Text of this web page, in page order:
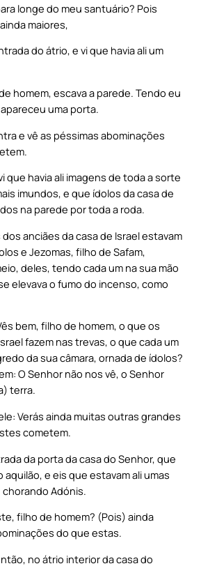
longe do meu santuário? Pois
maiores,
do átrio, e vi que havia ali um
homem, escava a parede. Tendo eu
uma porta.
e vê as péssimas abominações
que havia ali imagens de toda a sorte
imundos, e que ídolos da casa de
na parede por toda a roda.
anciães da casa de Israel estavam
e Jezomas, filho de Safam,
deles, tendo cada um na sua mão
elevava o fumo do incenso, como
bem, filho de homem, o que os
fazem nas trevas, o que cada um
da sua câmara, ornada de ídolos?
O Senhor não nos vê, o Senhor
terra.
Verás ainda muitas outras grandes
cometem.
da porta da casa do Senhor, que
aquilão, e eis que estavam ali umas
Adónis.
filho de homem? (Pois) ainda
do que estas.
no átrio interior da casa do